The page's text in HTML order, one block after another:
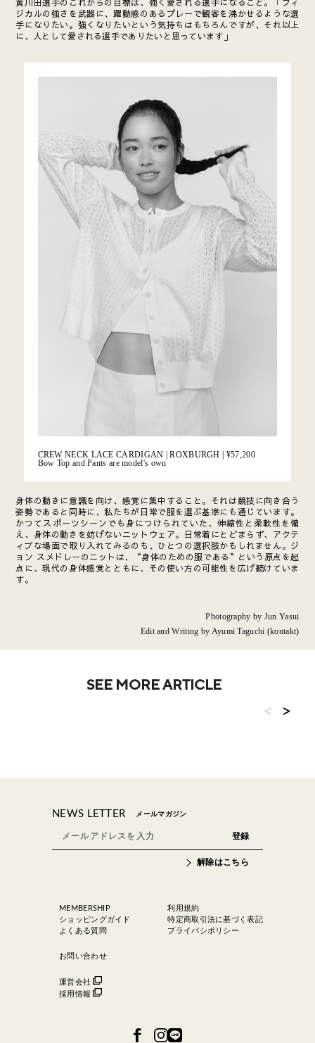
ジカルの強さを武器に、躍動感のあるプレーで観客を沸かせるような選
手になりたい。強くなりたいという気持ちはもちろんですが、それ以上
に、人として愛される選手でありたいと思っています」
CREW NECK LACE CARDIGAN | ROXBURGH | ¥57,200
Bow Top and Pants are model's own
身体の動きに意識を向け、感覚に集中すること。それは競技に向き合う
姿勢であると同時に、私たちが日常で服を選ぶ基準にも通じています。
かつてスポーツシーンでも身につけられていた、伸縮性と柔軟性を備
え、身体の動きを妨げないニットウェア。日常着にとどまらず、アクテ
ィブな場面で取り入れてみるのも、ひとつの選択肢かもしれません。ジ
ョン スメドレーのニットは、“身体のための服である”という原点を起
点に、現代の身体感覚とともに、その使い方の可能性を広げ続けていま
す。
Photography by Jun Yasui
Edit and Writing by Ayumi Taguchi (kontakt)
SEE MORE ARTICLE
< >
NEWS LETTER メールマガジン
解除はこちら
MEMBERSHIP
ショッピングガイド
よくある質問
お問い合わせ
運営会社
採用情報
利用規約
特定商取引法に基づく表記
プライバシポリシー